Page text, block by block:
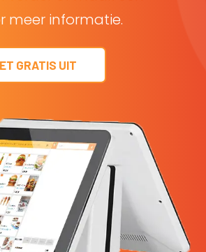
meer informatie.
GRATIS UIT